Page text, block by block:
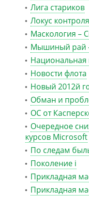
Лига стариков
Локус контроля
Маскология –
Мышиный рай –
Национальная
Новости флота
Новый 2012й
Обман и
ОС от
Очередное
курсов Microsoft
По следам
Поколение i
Прикладная
Прикладная